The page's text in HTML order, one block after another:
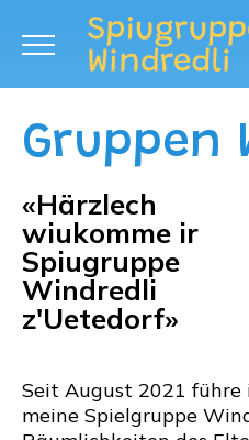
Gruppen
«Härzlech
wiukomme ir
Spiugruppe
Windredli
z'Uetedorf»
Seit August 2021 führe
meine Spielgruppe